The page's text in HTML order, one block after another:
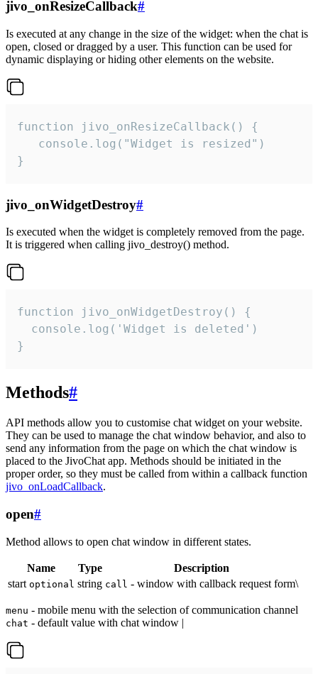
jivo_onResizeCallback#
Is executed at any change in the size of the widget: when the chat is
open, closed or dragged by a user. This function can be used for
dynamic displaying or hiding other elements on the website.
function jivo_onResizeCallback() {
   console.log("Widget is resized")
}
jivo_onWidgetDestroy#
Is executed when the widget is completely removed from the page.
It is triggered when calling jivo_destroy() method.
function jivo_onWidgetDestroy() {
  console.log('Widget is deleted')
}
Methods#
API methods allow you to customise chat widget on your website.
They can be used to manage the chat window behavior, and also to
send any information from the page on which the chat window is
placed to the JivoChat app. Methods should be initiated in the
proper order, so they must be called from within a callback function
jivo_onLoadCallback.
open#
Method allows to open chat window in different states.
Name Type
Description
start optional string call - window with callback request form\
menu - mobile menu with the selection of communication channel
chat - default value with chat window |